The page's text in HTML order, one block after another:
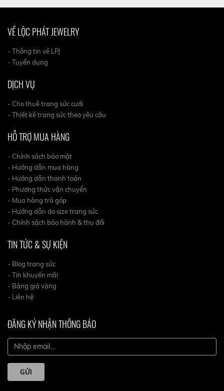
VỀ LỘC PHÁT JEWELRY
- Thông tin về LPJ
- Tuyển dụng
DỊCH VỤ
- Cho thuê trang sức cưới
- Thiết kế trang sức theo yêu cầu
HỖ TRỢ MUA HÀNG
- Chính sách bảo mật
- Hướng dẫn mua hàng
- Hướng dẫn thanh toán
- Phương thức vận chuyển
- Mua hàng trả góp
- Hướng dẫn do size trang sức
- Chính sách bảo hành & thu đổi
TIN TỨC & SỰ KIỆN
- Blog trang sức
- Tin khuyến mãi
- Bảng giá vàng
- Liên hệ
ĐĂNG KÝ NHẬN THÔNG BÁO
GỬI